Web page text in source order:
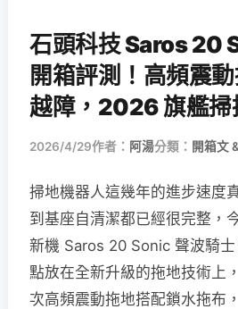
石頭科技 Saros 20
開箱評測！高頻震
越障，2026 旗艦掃
2026/4/29作者： 阿湯分類： 開箱文
掃地機器人這幾年的進步速度
到基座自清潔都已經很完整，
新機 Saros 20 Sonic 聲波騎
點放在全新升級的拖地技術上
次高頻震動拖地搭配鎖水拖布